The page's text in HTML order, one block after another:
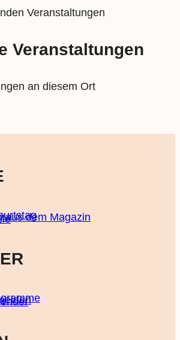
Veranstaltungen
Veranstaltungen
an diesem Ort
aus dem Magazin